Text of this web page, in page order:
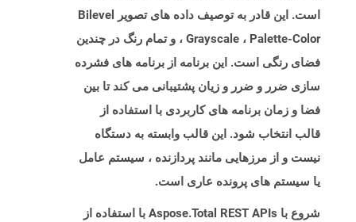
است. این قادر به توصیف داده های تصویر Bilevel
، Grayscale ، Palette-Color و تمام رنگ در چندین
فضای رنگی است. این برنامه از برنامه های فشرده
سازی ضرر و ضرر و زیان پشتیبانی می کند تا بین
فضا و زمان برنامه های کاربردی با استفاده از
قالب انتخاب شود. این قالب وابسته به دستگاه
نیست و از مرزهایی مانند پردازنده ، سیستم عامل
یا سیستم های پرونده عاری است.
شروع با Aspose.Total REST APIs با استفاده از